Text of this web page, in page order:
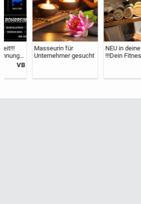
Masseurin für
Unternehmer gesucht
NEU in deine Stadt
!!!Dein Fitness Trainer